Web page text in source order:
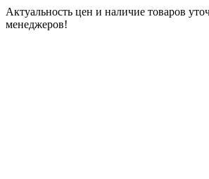
Актуальность цен и наличие товаров
менеджеров!